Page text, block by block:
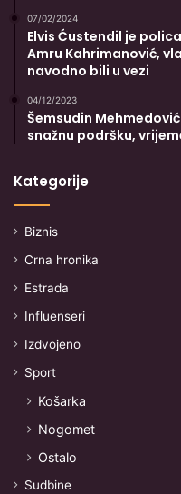
07/02/2024
Elvis Ćustendil je
Amru Kahrimanović,
navodno bili u vezi
04/12/2023
Šemsudin
snažnu podršku,
Kategorije
Biznis
Crna hronika
Estrada
Influenseri
Izdvojeno
Sport
Košarka
Nogomet
Ostalo
Sudbine